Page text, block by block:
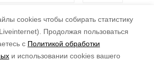
cookies чтобы собирать статистику
Продолжая пользоваться
с Политикой обработки
и использовании cookies вашего
на наш Telegram
самозанятость правительство